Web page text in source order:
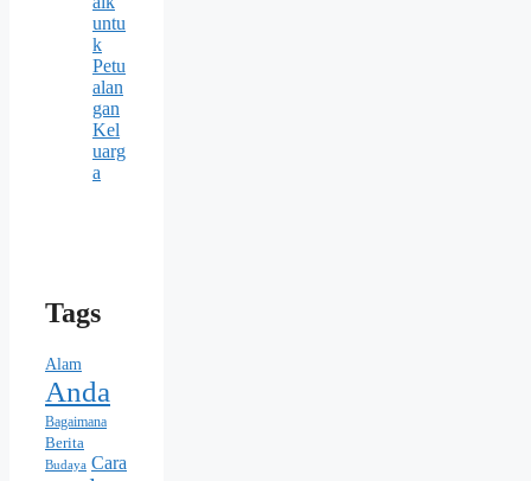
untu
k
Petu
alan
gan
Kel
uarg
a
Tags
Alam
Anda
Bagaimana
Berita
Budaya Cara